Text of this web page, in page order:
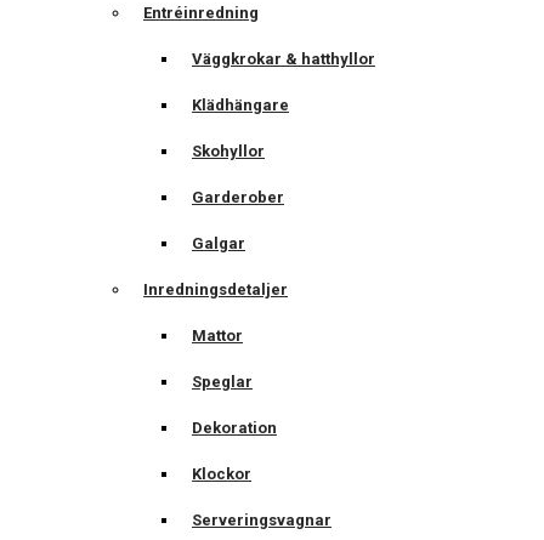
Entréinredning
Väggkrokar & hatthyllor
Klädhängare
Skohyllor
Garderober
Galgar
Inredningsdetaljer
Mattor
Speglar
Dekoration
Klockor
Serveringsvagnar